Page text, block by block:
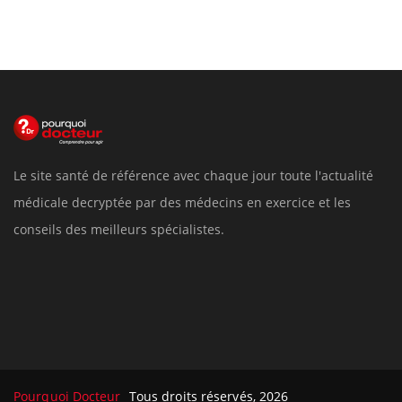
Le site santé de référence avec chaque jour toute l'actualité
médicale decryptée par des médecins en exercice et les
conseils des meilleurs spécialistes.
Pourquoi Docteur Tous droits réservés, 2026